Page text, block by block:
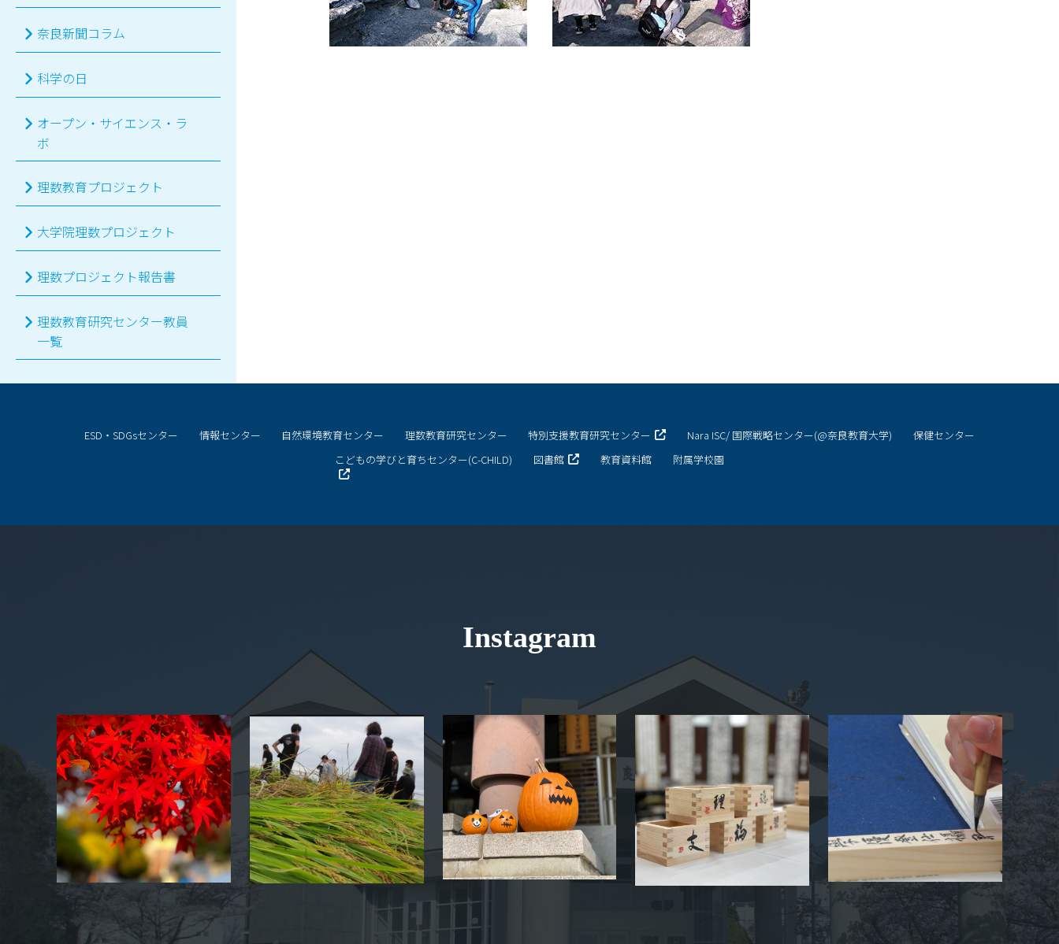
奈良新聞コラム
科学の日
オープン・サイエンス・ラ
ボ
理数教育プロジェクト
大学院理数プロジェクト
理数プロジェクト報告書
理数教育研究センター教員
一覧
ESD・SDGsセンター 情報センター 自然環境教育センター 理数教育研究センター 特別支援教育研究センター Nara ISC/ 国際戦略センター(@奈良教育大学)
保健センター
こどもの学びと育ちセンター(C-CHILD)
図書館 教育資料館 附属学校園
Instagram